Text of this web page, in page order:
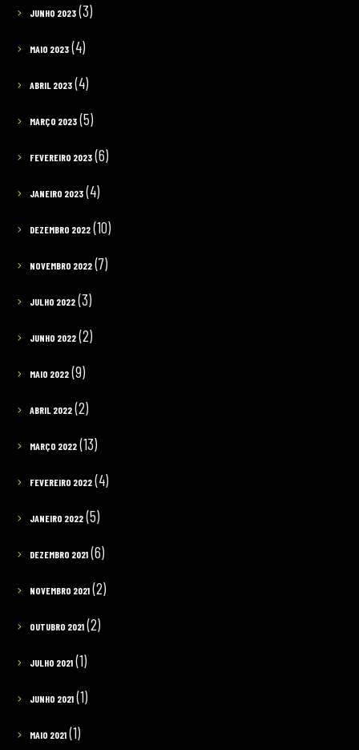
JUNHO 2023(3)
MAIO 2023(4)
ABRIL 2023(4)
MARÇO 2023(5)
FEVEREIRO 2023(6)
JANEIRO 2023(4)
DEZEMBRO 2022(10)
NOVEMBRO 2022(7)
JULHO 2022(3)
JUNHO 2022(2)
MAIO 2022(9)
ABRIL 2022(2)
MARÇO 2022(13)
FEVEREIRO 2022(4)
JANEIRO 2022(5)
DEZEMBRO 2021(6)
NOVEMBRO 2021(2)
OUTUBRO 2021(2)
JULHO 2021(1)
JUNHO 2021(1)
MAIO 2021(1)